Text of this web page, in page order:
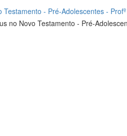
- Pré-Adolescentes -
no Novo Testamento - Pré-